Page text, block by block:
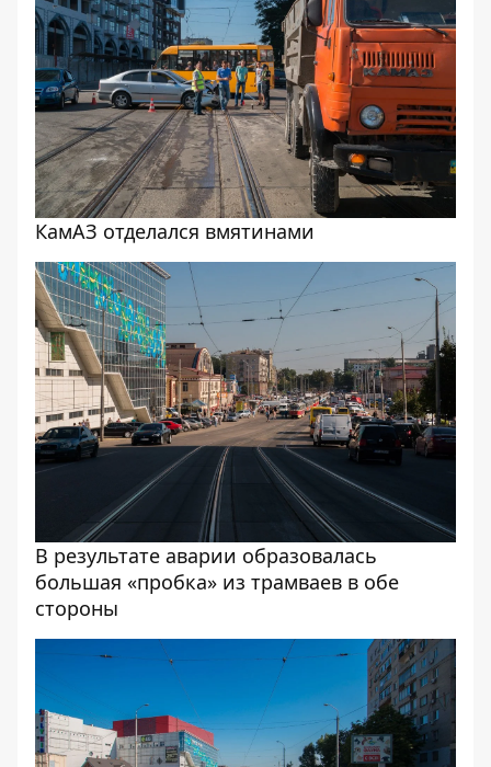
КамАЗ отделался вмятинами
В результате аварии образовалась
большая «пробка» из трамваев в обе
стороны